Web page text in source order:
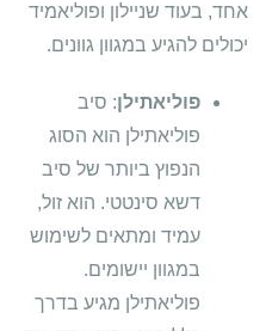
אחד, בעוד שניילון ופוליאמיד
יכולים להגיע במגוון גוונים.
פוליאתילן: סיב
פוליאתילן הוא הסוג
הנפוץ ביותר של סיב
דשא סינטטי. הוא זול,
עמיד ומתאים לשימוש
במגוון יישומים.
פוליאתילן מגיע בדרך